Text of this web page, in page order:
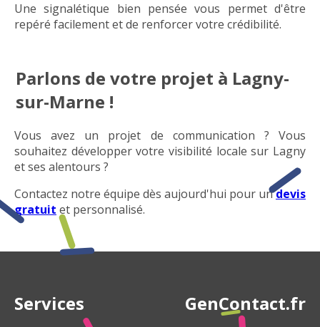
Une signalétique bien pensée vous permet d'être
repéré facilement et de renforcer votre crédibilité.
Parlons de votre projet à Lagny-
sur-Marne !
Vous avez un projet de communication ? Vous
souhaitez développer votre visibilité locale sur Lagny
et ses alentours ?
Contactez notre équipe dès aujourd'hui pour undevis
gratuit et personnalisé.
Services GenContact.fr